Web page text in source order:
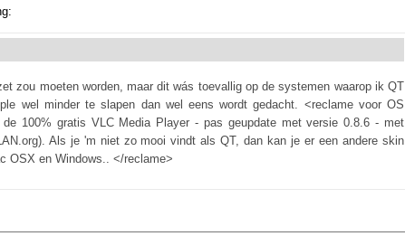
zou moeten worden, maar dit wás toevallig op de systemen waarop ik QT
wel minder te slapen dan wel eens wordt gedacht. <reclame voor OS
100% gratis VLC Media Player - pas geupdate met versie 0.8.6 - met
Als je 'm niet zo mooi vindt als QT, dan kan je er een andere skin
OSX en Windows.. </reclame>